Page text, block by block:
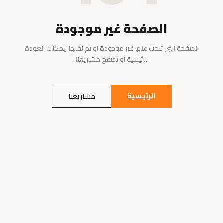
الصفحة غير موجودة
الصفحة التي تبحث عنها غير موجودة أو تم نقلها. يمكنك العودة
للرئيسية أو تصفح مشاريعنا.
الرئيسية مشاريعنا